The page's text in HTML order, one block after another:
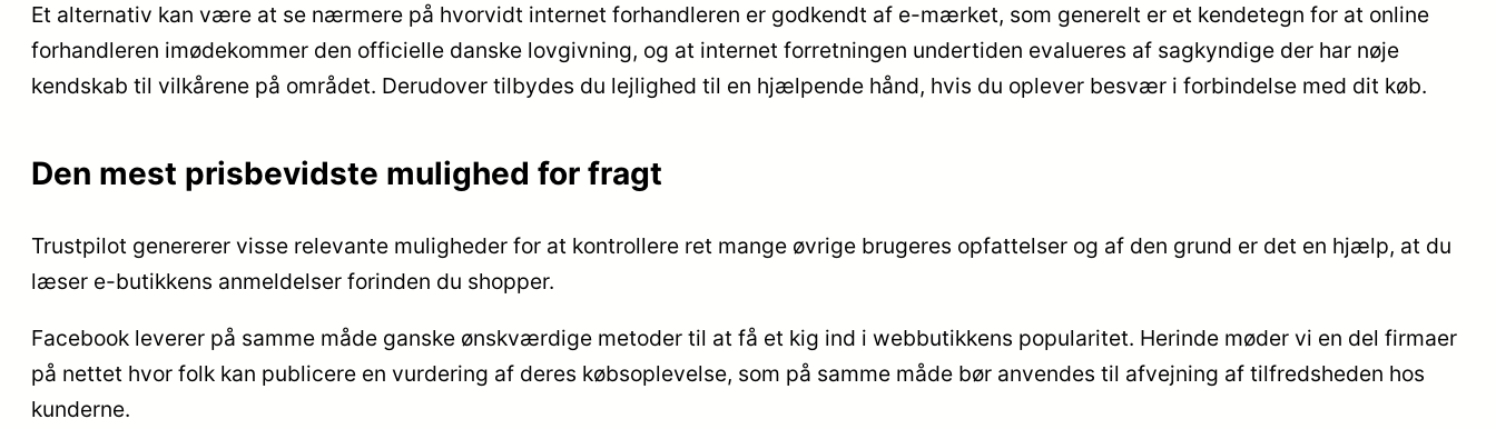
Et alternativ kan være at se nærmere på hvorvidt internet forhandleren er godkendt af e-mærket, som generelt er et kendetegn for at online
forhandleren imødekommer den officielle danske lovgivning, og at internet forretningen undertiden evalueres af sagkyndige der har nøje
kendskab til vilkårene på området. Derudover tilbydes du lejlighed til en hjælpende hånd, hvis du oplever besvær i forbindelse med dit køb.
Den mest prisbevidste mulighed for fragt
Trustpilot genererer visse relevante muligheder for at kontrollere ret mange øvrige brugeres opfattelser og af den grund er det en hjælp, at du
læser e-butikkens anmeldelser forinden du shopper.
Facebook leverer på samme måde ganske ønskværdige metoder til at få et kig ind i webbutikkens popularitet. Herinde møder vi en del firmaer
på nettet hvor folk kan publicere en vurdering af deres købsoplevelse, som på samme måde bør anvendes til afvejning af tilfredsheden hos
kunderne.